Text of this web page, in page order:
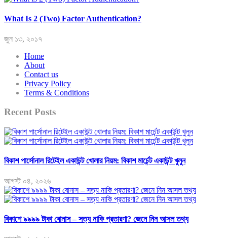
What Is 2 (Two) Factor Authentication?
জুন ১৩, ২০১৭
Home
About
Contact us
Privacy Policy
Terms & Conditions
Recent Posts
বিকাশ পার্সোনাল রিটেইল একাউন্ট খোলার নিয়ম: বিকাশ মার্চেন্ট একাউন্ট খুলুন
আগস্ট ০৪, ২০২৬
বিকাশে ৯৯৯৯ টাকা বোনাস – সত্য নাকি প্রতারণা? জেনে নিন আসল তথ্য